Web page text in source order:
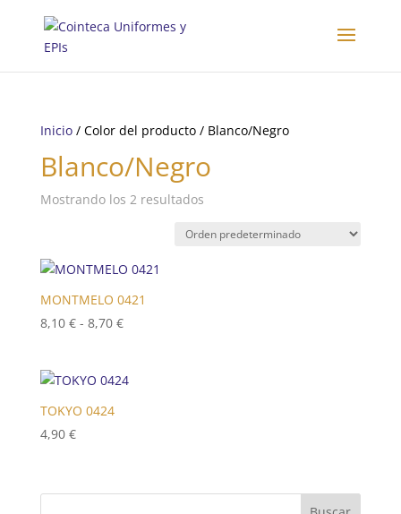
Inicio/ Color del producto / Blanco/Negro
Blanco/Negro
Mostrando los 2 resultados
MONTMELO 0421
8,10 € - 8,70 €Rango
desde
TOKYO 0424
4,90 €